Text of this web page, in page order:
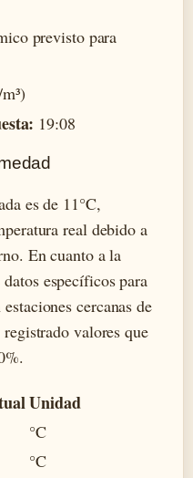
previsto para
19:08
es de 11°C,
real debido a
En cuanto a la
específicos para
cercanas de
valores que
Unidad
°C
°C